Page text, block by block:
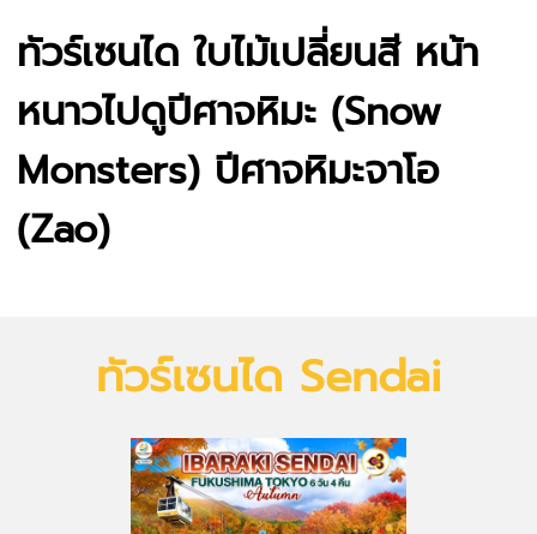
ทัวร์เซนได ใบไม้เปลี่ยนสี หน้า
หนาวไปดูปีศาจหิมะ (Snow
Monsters) ปีศาจหิมะจาโอ
(Zao)
ทัวร์เซนได Sendai